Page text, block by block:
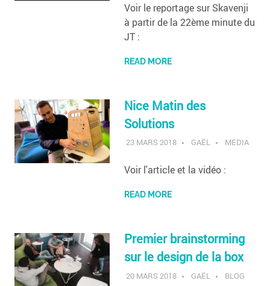
Voir le reportage sur Skavenji
à partir de la 22ème minute du
JT :
READ MORE
Nice Matin des
Solutions
23 MARS 2018 GAËL MEDIA
Voir l'article et la vidéo :
READ MORE
Premier brainstorming
sur le design de la box
20 MARS 2018 GAËL BLOG